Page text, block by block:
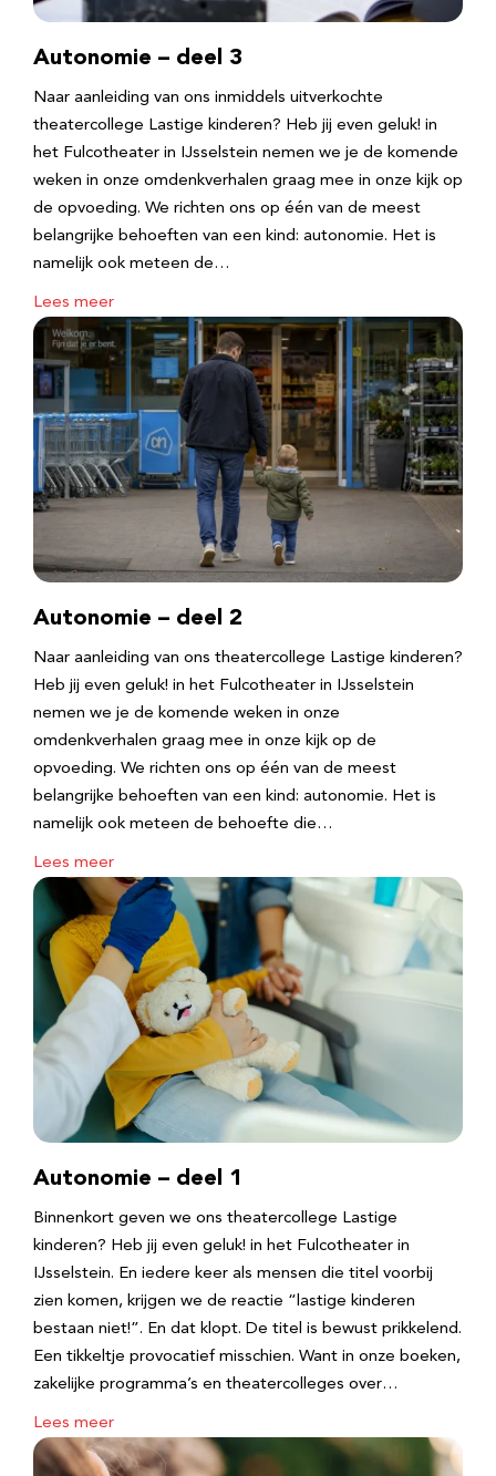
Autonomie – deel 3
Naar aanleiding van ons inmiddels uitverkochte
theatercollege Lastige kinderen? Heb jij even geluk! in
het Fulcotheater in IJsselstein nemen we je de komende
weken in onze omdenkverhalen graag mee in onze kijk op
de opvoeding. We richten ons op één van de meest
belangrijke behoeften van een kind: autonomie. Het is
namelijk ook meteen de…
Lees meer
Autonomie – deel 2
Naar aanleiding van ons theatercollege Lastige kinderen?
Heb jij even geluk! in het Fulcotheater in IJsselstein
nemen we je de komende weken in onze
omdenkverhalen graag mee in onze kijk op de
opvoeding. We richten ons op één van de meest
belangrijke behoeften van een kind: autonomie. Het is
namelijk ook meteen de behoefte die…
Lees meer
Autonomie – deel 1
Binnenkort geven we ons theatercollege Lastige
kinderen? Heb jij even geluk! in het Fulcotheater in
IJsselstein. En iedere keer als mensen die titel voorbij
zien komen, krijgen we de reactie “lastige kinderen
bestaan niet!”. En dat klopt. De titel is bewust prikkelend.
Een tikkeltje provocatief misschien. Want in onze boeken,
zakelijke programma’s en theatercolleges over…
Lees meer